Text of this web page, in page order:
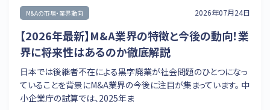
M&Aの市場・業界動向 2026年07月24日
【2026年最新】M&A業界の特徴と今後の動向！業
界に将来性はあるのか徹底解説
日本では後継者不在による黒字廃業が社会問題のひとつになっ
ていることを背景にM&A業界の今後に注目が集まっています。 中
小企業庁の試算では、2025年ま